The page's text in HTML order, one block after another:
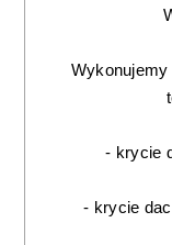
Wykonujemy
- krycie
- krycie